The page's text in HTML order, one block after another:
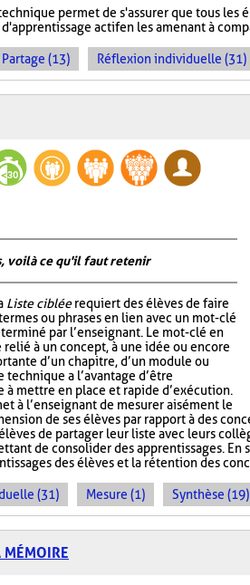
permet de s'assurer que tous les
actif en les amenant à
Partage (13) Réflexion individuelle (31)
voilà ce qu'il faut retenir
Liste cibléerequiert des élèves de faire
ou phrases en lien avec un mot-clé
par l’enseignant. Le mot-clé en
à un concept, à une idée ou encore
d’un chapitre, d’un module ou
technique a l’avantage d’être
à mettre en place et rapide d’exécution.
à l’enseignant de mesurer aisément le
de ses élèves par rapport à des
de partager leur liste avec leurs
de consolider des apprentissages. En
des élèves et la rétention des
(31) Mesure (1) Synthèse (19)
MÉMOIRE